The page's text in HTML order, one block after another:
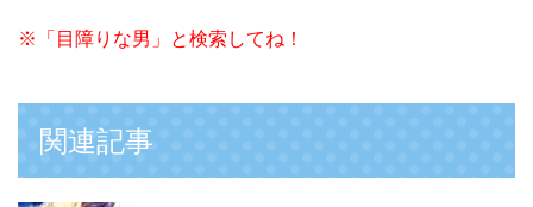
※ 「目障りな男」と検索してね！
関連記事